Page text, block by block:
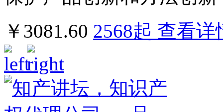
￥3081.60 2568起 查看详